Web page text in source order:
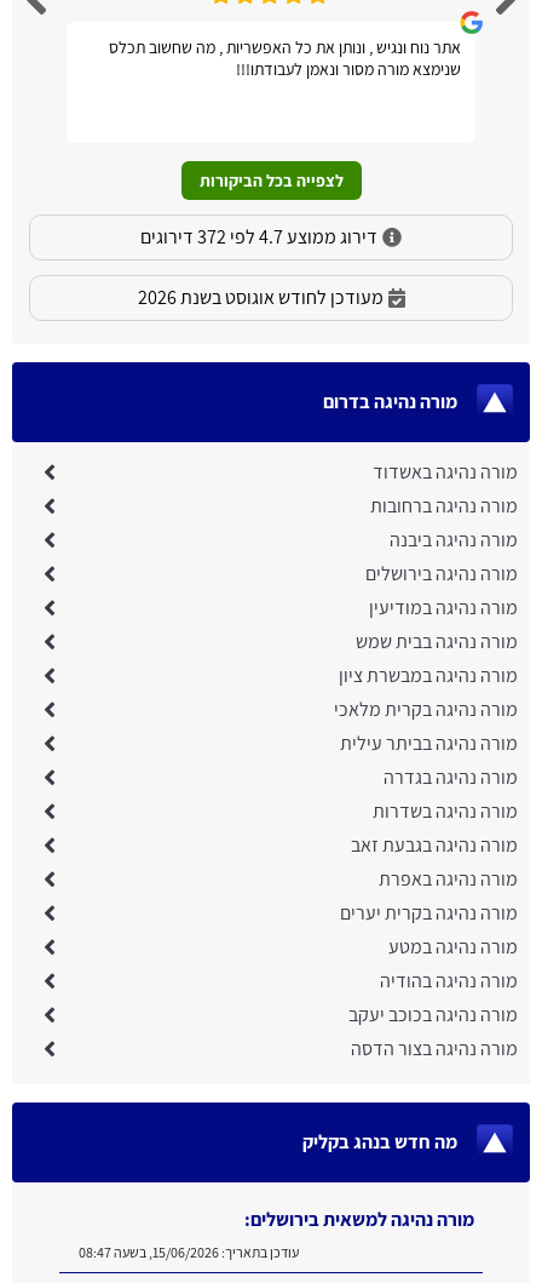
אתר נוח ונגיש , ונותן את כל האפשריות , מה שחשוב תכלס
שנימצא מורה מסור ונאמן לעבודתו!!!
לצפייה בכל הביקורות
דירוג ממוצע 4.7 לפי 372 דירוגים
מעודכן לחודש אוגוסט בשנת 2026
מורה נהיגה בדרום
מורה נהיגה באשדוד
מורה נהיגה ברחובות
מורה נהיגה ביבנה
מורה נהיגה בירושלים
מורה נהיגה במודיעין
מורה נהיגה בבית שמש
מורה נהיגה במבשרת ציון
מורה נהיגה בקרית מלאכי
מורה נהיגה בביתר עילית
מורה נהיגה בגדרה
מורה נהיגה בשדרות
מורה נהיגה בגבעת זאב
מורה נהיגה באפרת
מורה נהיגה בקרית יערים
מורה נהיגה במטע
מורה נהיגה בהודיה
מורה נהיגה בכוכב יעקב
מורה נהיגה בצור הדסה
מה חדש בנהג בקליק
מורה נהיגה למשאית בירושלים:
עודכן בתאריך:15/06/2026, בשעה 08:47